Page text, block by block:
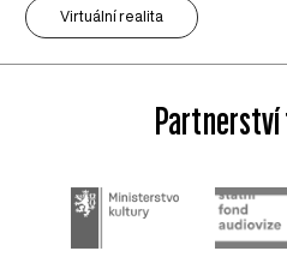
Virtuální realita